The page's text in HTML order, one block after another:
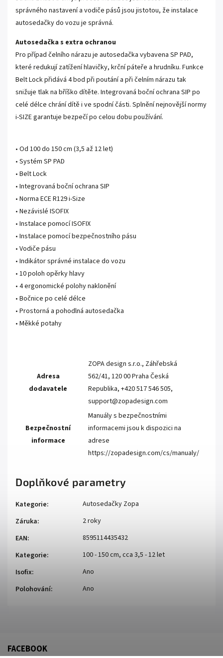
správného nastavení a vodiče pásů jsou jistotou, že instalace
autosedačky do vozu je správná.
Autosedačka s extra ochranou
Pro případ čelního nárazu je autosedačka vybavena SP PAD,
které redukují zatížení hlavičky, krční páteře a hrudníku. Funkce
Belt Lock přidává 4 bod při poutání a při čelním nárazu tak
snižuje tlak na bříško dítěte. Integrovaná boční ochrana SIP po
celé délce chrání dítě i ve spodní části. Splnění nejnovější normy
i-SIZE garantuje bezpečí po celou dobu používání.
• Od 100 do 150 cm (3,5 až 12 let)
• Systém SP PAD
• Belt Lock
• Integrovaná boční ochrana SIP
• Norma ECE R129 i-Size
• Nezávislé ISOFIX
• Instalace pomocí ISOFIX
• Instalace pomocí bezpečnostního pásu
• Vodiče pásu
• Indikátor správné instalace do vozu
• 10 poloh opěrky hlavy
• 4 ergonomické polohy naklonění
• Bočnice po celé délce
• Prostorná a pohodlná autosedačka
• Měkké potahy
Adresa
dodavatele
ZOPA design s.r.o., Záhřebská
562/41, 120 00 Praha Česká
Republika, +420 517 546 505,
support@zopadesign.com
Bezpečnostní
informace
Manuály s bezpečnostními
informacemi jsou k dispozici na
adrese
https://zopadesign.com/cs/manualy/
Doplňkové parametry
Kategorie:
Autosedačky Zopa
Záruka:
2 roky
EAN:
8595114435432
Kategorie:
100 - 150 cm, cca 3,5 - 12 let
Isofix:
Ano
Polohování: Ano
FACEBOOK